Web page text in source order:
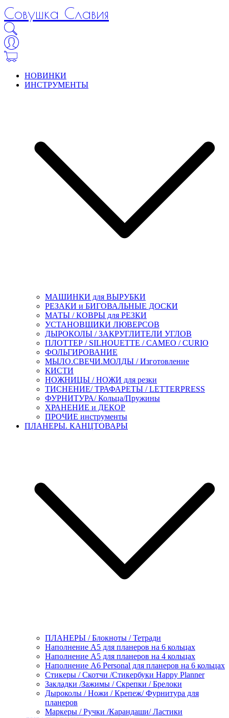
Совушка Славия
НОВИНКИ
ИНСТРУМЕНТЫ
МАШИНКИ для ВЫРУБКИ
РЕЗАКИ и БИГОВАЛЬНЫЕ ДОСКИ
МАТЫ / КОВРЫ для РЕЗКИ
УСТАНОВЩИКИ ЛЮВЕРСОВ
ДЫРОКОЛЫ / ЗАКРУГЛИТЕЛИ УГЛОВ
ПЛОТТЕР / SILHOUETTE / CAMEO / CURIO
ФОЛЬГИРОВАНИЕ
МЫЛО.СВЕЧИ.МОЛДЫ / Изготовление
КИСТИ
НОЖНИЦЫ / НОЖИ для резки
ТИСНЕНИЕ/ ТРАФАРЕТЫ / LETTERPRESS
ФУРНИТУРА/ Кольца/Пружины
ХРАНЕНИЕ и ДЕКОР
ПРОЧИЕ инструменты
ПЛАНЕРЫ. КАНЦТОВАРЫ
ПЛАНЕРЫ / Блокноты / Тетради
Наполнение А5 для планеров на 6 кольцах
Наполнение А5 для планеров на 4 кольцах
Наполнение А6 Personal для планеров на 6 кольцах
Стикеры / Скотчи /Стикербуки Happy Planner
Закладки /Зажимы / Скрепки / Брелоки
Дыроколы / Ножи / Крепеж/ Фурнитура для
планеров
Маркеры / Ручки /Карандаши/ Ластики